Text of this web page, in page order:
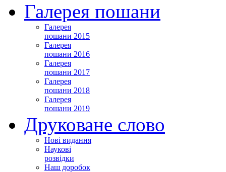
Галерея пошани
Галерея
пошани 2015
Галерея
пошани 2016
Галерея
пошани 2017
Галерея
пошани 2018
Галерея
пошани 2019
Друковане слово
Нові видання
Наукові
розвідки
Наш доробок